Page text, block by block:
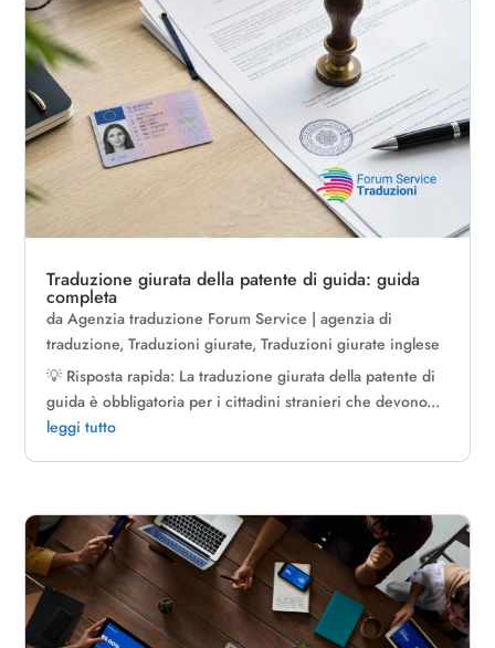
Traduzione giurata della patente di guida: guida
completa
daAgenzia traduzione Forum Service |agenzia di
traduzione,Traduzioni giurate,Traduzioni giurate inglese
💡 Risposta rapida: La traduzione giurata della patente di
guida è obbligatoria per i cittadini stranieri che devono...
leggi tutto